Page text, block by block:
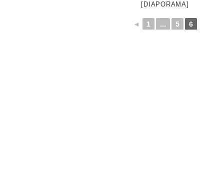
[DIAPORAMA]
◄ 1 ... 5 6